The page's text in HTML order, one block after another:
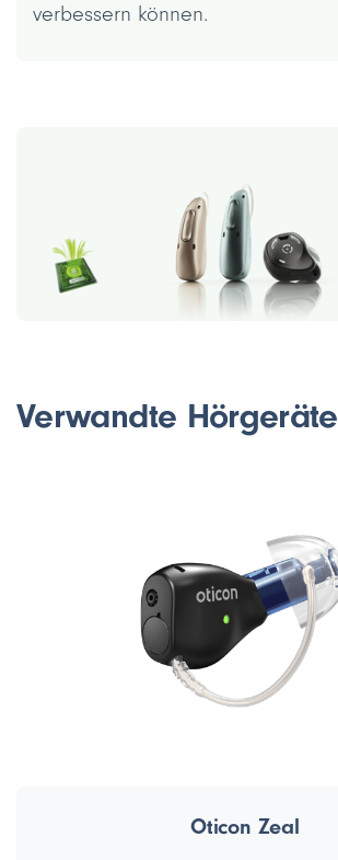
verbessern können.
Verwandte Hörgeräte
Oticon Zeal